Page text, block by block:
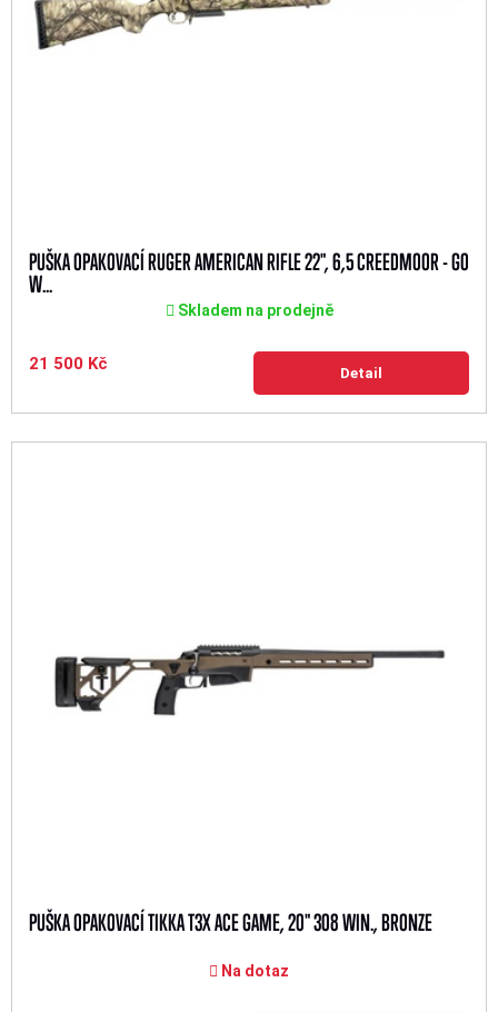
PUŠKA OPAKOVACÍ RUGER AMERICAN RIFLE 22", 6,5 CREEDMOOR - GO
W...
Skladem na prodejně
21 500 Kč Detail
PUŠKA OPAKOVACÍ TIKKA T3X ACE GAME, 20" 308 WIN., BRONZE
Na dotaz